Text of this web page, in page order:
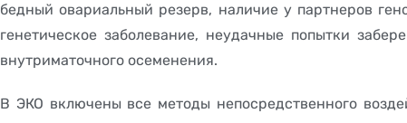
бедный овариальный резерв, наличие у партнеров
генетическое заболевание, неудачные попытки
внутриматочного осеменения.
В ЭКО включены все методы непосредственного